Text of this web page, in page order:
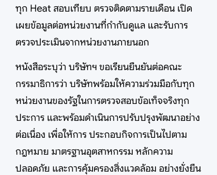
ทุก Heat สอบเทียบ ตรวจติดตามรายเดือน เปิด
เผยข้อมูลต่อหน่วยงานที่กำกับดูแล และรับการ
ตรวจประเมินจากหน่วยงานภายนอก
หนังสือระบุว่า บริษัทฯ ขอเรียนยืนยันต่อคณะ
กรรมาธิการว่า บริษัทพร้อมให้ความร่วมมือกับทุก
หน่วยงานของรัฐในการตรวจสอบข้อเท็จจริงทุก
ประการ และพร้อมดำเนินการปรับปรุงพัฒนาอย่าง
ต่อเนื่อง เพื่อให้การ ประกอบกิจการเป็นไปตาม
กฎหมาย มาตรฐานอุตสาหกรรม หลักความ
ปลอดภัย และการคุ้มครองสิ่งแวดล้อม อย่างยั่งยืน